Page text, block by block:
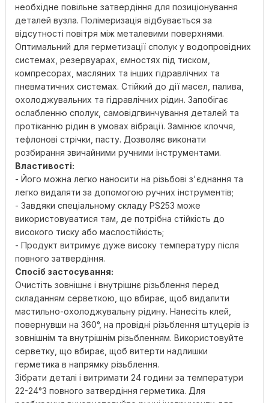
необхідне повільне затвердіння для позиціонування
деталей вузла. Полімеризація відбувається за
відсутності повітря між металевими поверхнями.
Оптимальний для герметизації сполук у водопровідних
системах, резервуарах, ємностях під тиском,
компресорах, масляних та інших гідравлічних та
пневматичних системах. Стійкий до дії масел, палива,
охолоджувальних та гідравлічних рідин. Запобігає
ослабленню сполук, самовідгвинчування деталей та
протіканню рідин в умовах вібрації. Замінює клоччя,
тефлонові стрічки, пасту. Дозволяє виконати
розбирання звичайними ручними інструментами.
Властивості:
- Його можна легко наносити на різьбові з'єднання та
легко видаляти за допомогою ручних інструментів;
- Завдяки спеціальному складу PS253 може
використовуватися там, де потрібна стійкість до
високого тиску або маслостійкість;
- Продукт витримує дуже високу температуру після
повного затвердіння.
Спосіб застосування:
Очистіть зовнішнє і внутрішнє різьблення перед
складанням серветкою, що вбирає, щоб видалити
мастильно-охолоджувальну рідину. Нанесіть клей,
повернувши на 360°, на провідні різьблення штуцерів із
зовнішнім та внутрішнім різьбленням. Використовуйте
серветку, що вбирає, щоб витерти надлишки
герметика в напрямку різьблення.
Зібрати деталі і витримати 24 години за температури
22-24°З повного затвердіння герметика. Для